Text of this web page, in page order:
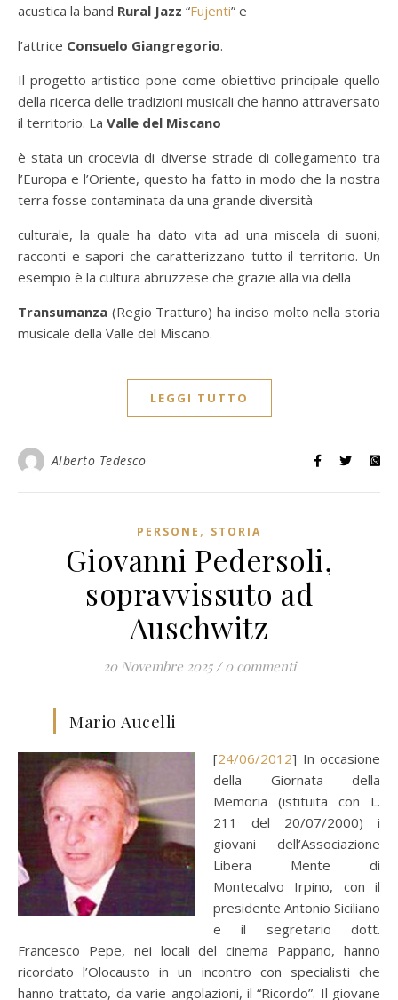
acustica la band Rural Jazz “Fujenti” e
l’attrice Consuelo Giangregorio.
Il progetto artistico pone come obiettivo principale quello
della ricerca delle tradizioni musicali che hanno attraversato
il territorio. La Valle del Miscano
è stata un crocevia di diverse strade di collegamento tra
l’Europa e l’Oriente, questo ha fatto in modo che la nostra
terra fosse contaminata da una grande diversità
culturale, la quale ha dato vita ad una miscela di suoni,
racconti e sapori che caratterizzano tutto il territorio. Un
esempio è la cultura abruzzese che grazie alla via della
Transumanza (Regio Tratturo) ha inciso molto nella storia
musicale della Valle del Miscano.
LEGGI TUTTO
Alberto Tedesco
PERSONE , STORIA
Giovanni Pedersoli,
sopravvissuto ad
Auschwitz
20 Novembre 2025 / 0 commenti
Mario Aucelli
[ 24/06/2012] In occasione
della Giornata della
Memoria (istituita con L.
211 del 20/07/2000) i
giovani dell’Associazione
Libera Mente di
Montecalvo Irpino, con il
presidente Antonio Siciliano
e il segretario dott.
Francesco Pepe, nei locali del cinema Pappano, hanno
ricordato l’Olocausto in un incontro con specialisti che
hanno trattato, da varie angolazioni, il “Ricordo”. Il giovane